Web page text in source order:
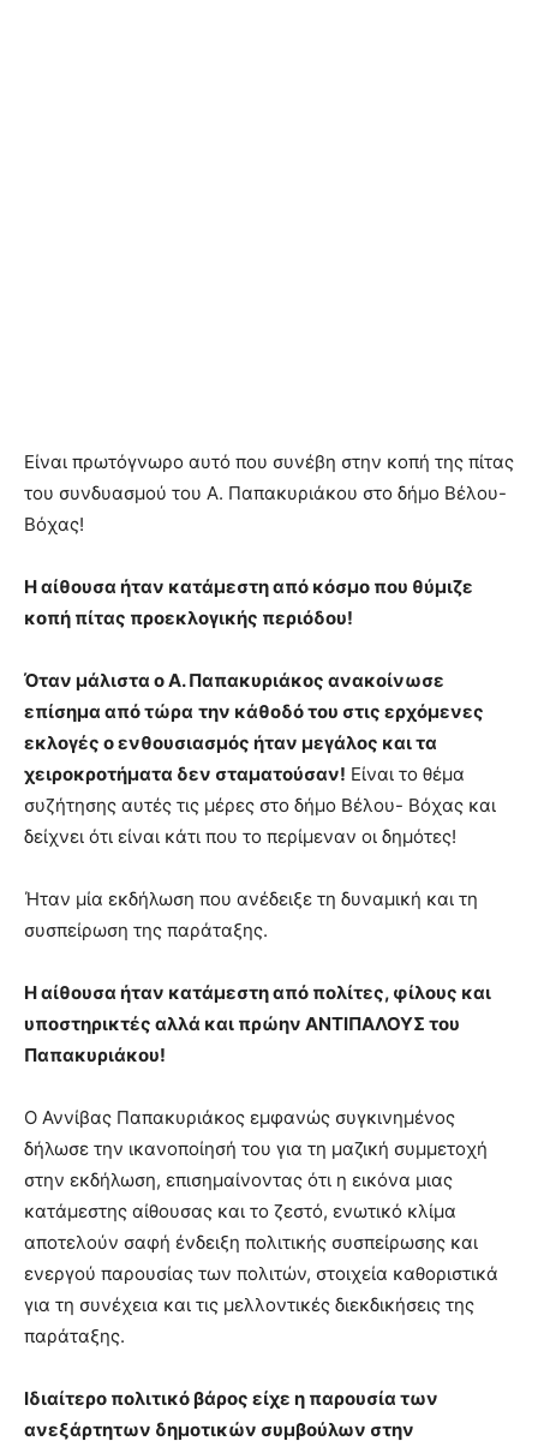
Είναι πρωτόγνωρο αυτό που συνέβη στην κοπή της πίτας
του συνδυασμού του Α. Παπακυριάκου στο δήμο Βέλου-
Βόχας!
Η αίθουσα ήταν κατάμεστη από κόσμο που θύμιζε
κοπή πίτας προεκλογικής περιόδου!
Όταν μάλιστα ο Α. Παπακυριάκος ανακοίνωσε
επίσημα από τώρα την κάθοδό του στις ερχόμενες
εκλογές ο ενθουσιασμός ήταν μεγάλος και τα
χειροκροτήματα δεν σταματούσαν! Είναι το θέμα
συζήτησης αυτές τις μέρες στο δήμο Βέλου- Βόχας και
δείχνει ότι είναι κάτι που το περίμεναν οι δημότες!
Ήταν μία εκδήλωση που ανέδειξε τη δυναμική και τη
συσπείρωση της παράταξης.
Η αίθουσα ήταν κατάμεστη από πολίτες, φίλους και
υποστηρικτές αλλά και πρώην ΑΝΤΙΠΑΛΟΥΣ του
Παπακυριάκου!
Ο Αννίβας Παπακυριάκος εμφανώς συγκινημένος
δήλωσε την ικανοποίησή του για τη μαζική συμμετοχή
στην εκδήλωση, επισημαίνοντας ότι η εικόνα μιας
κατάμεστης αίθουσας και το ζεστό, ενωτικό κλίμα
αποτελούν σαφή ένδειξη πολιτικής συσπείρωσης και
ενεργού παρουσίας των πολιτών, στοιχεία καθοριστικά
για τη συνέχεια και τις μελλοντικές διεκδικήσεις της
παράταξης.
Ιδιαίτερο πολιτικό βάρος είχε η παρουσία των
ανεξάρτητων δημοτικών συμβούλων στην